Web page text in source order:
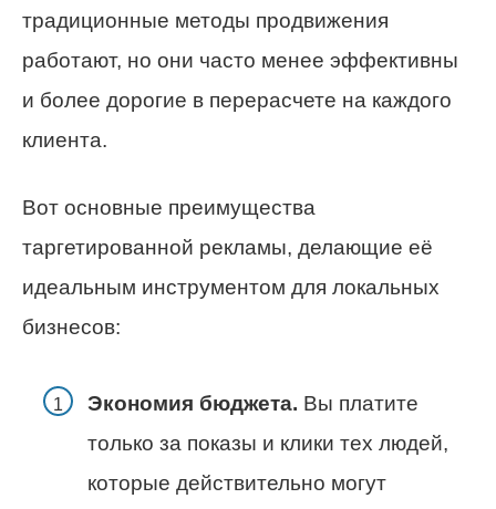
традиционные методы продвижения
работают, но они часто менее эффективны
и более дорогие в перерасчете на каждого
клиента.
Вот основные преимущества
таргетированной рекламы, делающие её
идеальным инструментом для локальных
бизнесов:
Экономия бюджета. Вы платите
только за показы и клики тех людей,
которые действительно могут